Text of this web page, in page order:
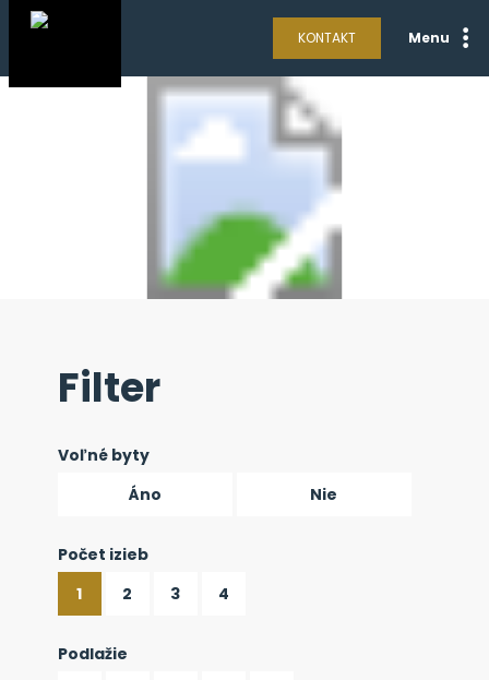
KONTAKT Menu
Filter
Voľné byty
Áno
Nie
Počet izieb
1
2 3 4
Podlažie